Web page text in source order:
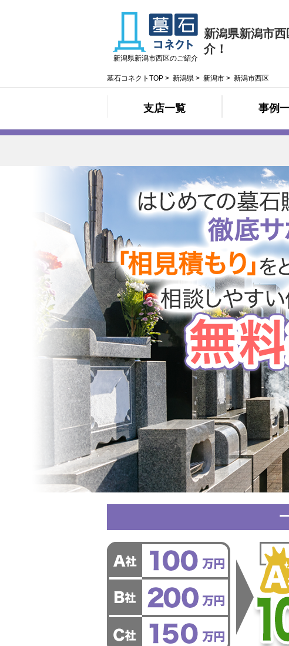
新潟県新潟市
介！
新潟県新潟市西区のご紹介
墓石コネクトTOP > 新潟県 > 新潟市 > 新潟市西区
支店一覧 事例